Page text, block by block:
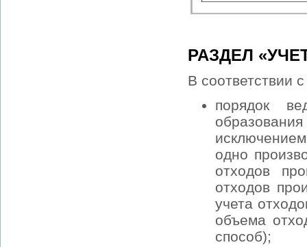
РАЗДЕЛ
В соответствии
порядок
одно
отходов
отходов
учета
объема
способ);